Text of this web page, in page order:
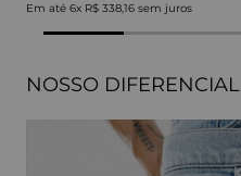
Em até 6x R$ 338,16 sem juros
NOSSO DIFERENCIAL